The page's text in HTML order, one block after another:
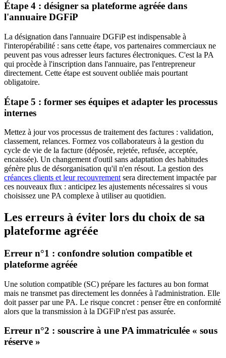
Étape 4 : désigner sa plateforme agréée dans
l'annuaire DGFiP
La désignation dans l'annuaire DGFiP est indispensable à
l'interopérabilité : sans cette étape, vos partenaires commerciaux ne
peuvent pas vous adresser leurs factures électroniques. C'est la PA
qui procède à l'inscription dans l'annuaire, pas l'entrepreneur
directement. Cette étape est souvent oubliée mais pourtant
obligatoire.
Étape 5 : former ses équipes et adapter les processus
internes
Mettez à jour vos processus de traitement des factures : validation,
classement, relances. Formez vos collaborateurs à la gestion du
cycle de vie de la facture (déposée, rejetée, refusée, acceptée,
encaissée). Un changement d'outil sans adaptation des habitudes
génère plus de désorganisation qu'il n'en résout. La gestion des
créances clients et leur recouvrement sera directement impactée par
ces nouveaux flux : anticipez les ajustements nécessaires si vous
choisissez une PA complexe à utiliser au quotidien.
Les erreurs à éviter lors du choix de sa
plateforme agréée
Erreur n°1 : confondre solution compatible et
plateforme agréée
Une solution compatible (SC) prépare les factures au bon format
mais ne transmet pas directement les données à l'administration. Elle
doit passer par une PA. Le risque concret : penser être en conformité
alors que la transmission à la DGFiP n'est pas assurée.
Erreur n°2 : souscrire à une PA immatriculée « sous
réserve »